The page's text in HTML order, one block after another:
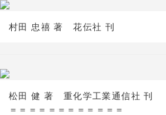
村田 忠禧 著 花伝社 刊
松田 健 著 重化学工業通信社 刊
＝＝＝＝＝＝＝＝＝＝＝＝